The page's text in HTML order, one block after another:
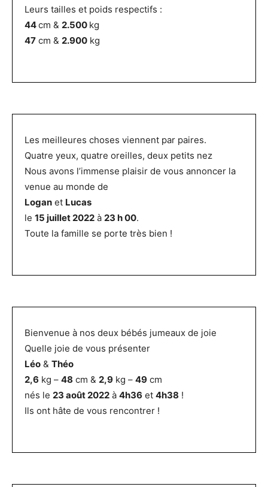
Leurs tailles et poids respectifs :
44cm & 2.500 kg
47 cm & 2.900 kg
Les meilleures choses viennent par paires.
Quatre yeux, quatre oreilles, deux petits nez
Nous avons l’immense plaisir de vous annoncer la
venue au monde de
Logan et Lucas
le 15 juillet 2022 à 23 h 00.
Toute la famille se porte très bien !
Bienvenue à nos deux bébés jumeaux de joie
Quelle joie de vous présenter
Léo & Théo
2,6 kg – 48 cm & 2,9 kg – 49 cm
nés le 23 août 2022 à 4h36 et 4h38 !
Ils ont hâte de vous rencontrer !